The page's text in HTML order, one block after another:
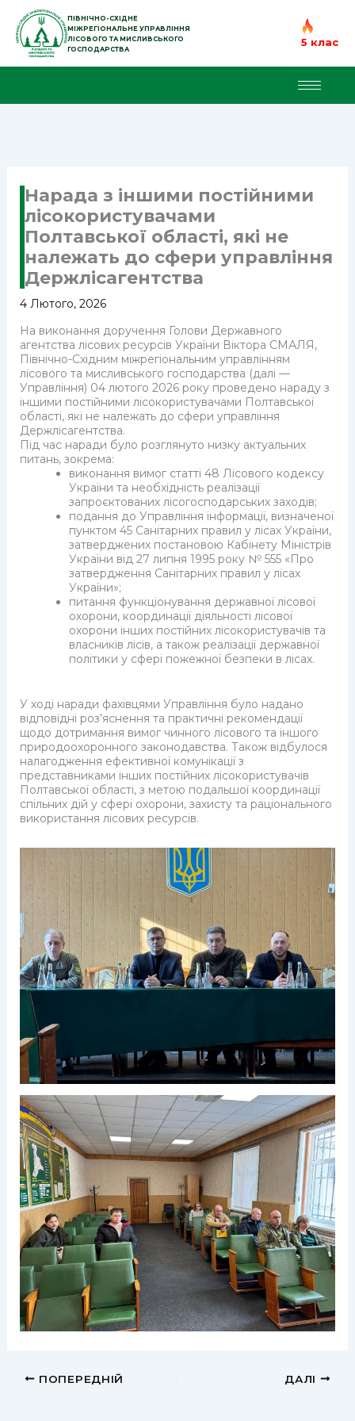
Перейти
вмісту
ПІВНІЧНО-СХІДНЕ
МІЖРЕГІОНАЛЬНЕ УПРАВЛІННЯ
ЛІСОВОГО ТА МИСЛИВСЬКОГО
ГОСПОДАРСТВА
5 клас
Нарада з іншими постійними
лісокористувачами
Полтавської області, які не
належать до сфери управління
Держлісагентства
4 Лютого, 2026
На виконання доручення Голови Державного
агентства лісових ресурсів України Віктора СМАЛЯ,
Північно-Східним міжрегіональним управлінням
лісового та мисливського господарства (далі —
Управління) 04 лютого 2026 року проведено нараду з
іншими постійними лісокористувачами Полтавської
області, які не належать до сфери управління
Держлісагентства.
Під час наради було розглянуто низку актуальних
питань, зокрема:
виконання вимог статті 48 Лісового кодексу
України та необхідність реалізації
запроєктованих лісогосподарських заходів;
подання до Управління інформації, визначеної
пунктом 45 Санітарних правил у лісах України,
затверджених постановою Кабінету Міністрів
України від 27 липня 1995 року № 555 «Про
затвердження Санітарних правил у лісах
України»;
питання функціонування державної лісової
охорони, координації діяльності лісової
охорони інших постійних лісокористувачів та
власників лісів, а також реалізації державної
політики у сфері пожежної безпеки в лісах.
У ході наради фахівцями Управління було надано
відповідні роз’яснення та практичні рекомендації
щодо дотримання вимог чинного лісового та іншого
природоохоронного законодавства. Також відбулося
налагодження ефективної комунікації з
представниками інших постійних лісокористувачів
Полтавської області, з метою подальшої координації
спільних дій у сфері охорони, захисту та раціонального
використання лісових ресурсів.
ПОПЕРЕДНІЙ ДАЛІ